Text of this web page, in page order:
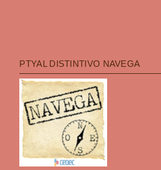
PTYAL DISTINTIVO NAVEGA